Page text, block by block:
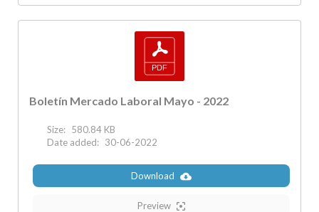
Boletín Mercado Laboral Mayo - 2022
Size: 580.84 KB
Date added: 30-06-2022
Download
Preview